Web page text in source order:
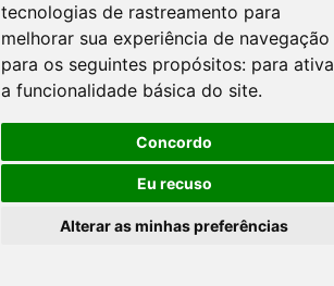
tecnologias de rastreamento para
melhorar sua experiência de navegação
para os seguintes propósitos: para
a funcionalidade básica do site.
Concordo
Eu recuso
Alterar as minhas preferências